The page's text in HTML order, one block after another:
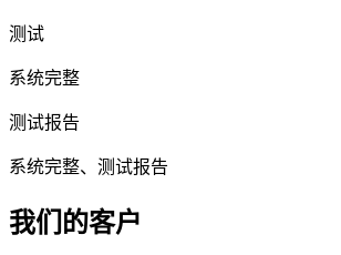
测试
系统完整
测试报告
系统完整、测试报告
我们的客户